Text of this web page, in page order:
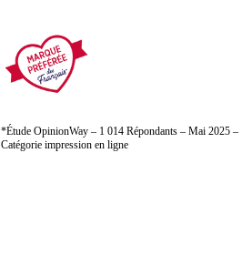
*Étude OpinionWay – 1 014 Répondants – Mai 2025 –
Catégorie impression en ligne